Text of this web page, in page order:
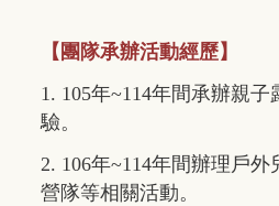
【團隊承辦活動經歷】
1. 105年~114年間承辦親
驗。
2. 106年~114年間辦理戶
營隊等相關活動。